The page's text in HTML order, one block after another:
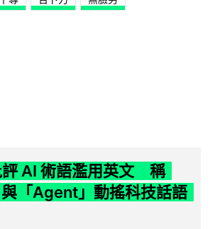
評 AI 術語濫用英文 稱
與「Agent」動搖科技話語